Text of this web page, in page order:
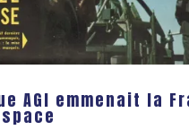
AGI emmenait la